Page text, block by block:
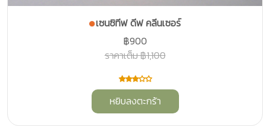
เซนซิทีฟ ดีฟ คลีนเซอร์
฿900
ราคาเต็ม ฿1,100
หยิบลงตะกร้า